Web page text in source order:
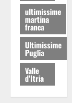
ultimissime
martina
franca
Ultimissime
Puglia
Valle
d'Itria